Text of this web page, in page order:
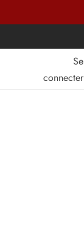
Se
connecter